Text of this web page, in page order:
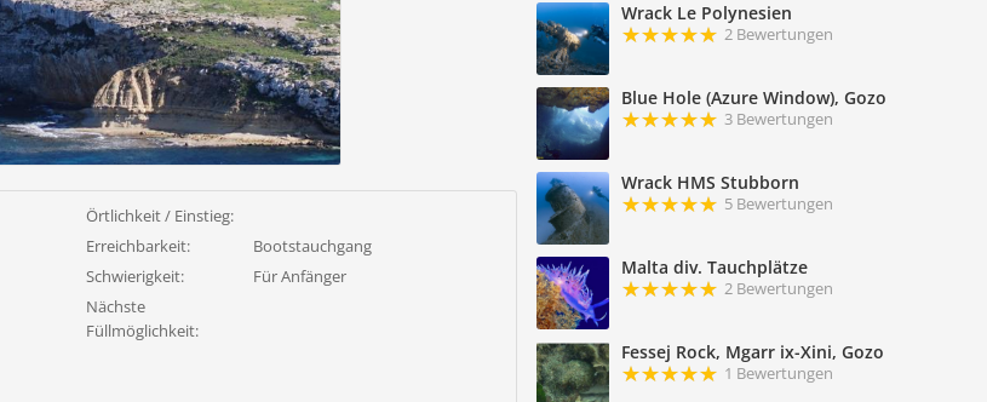
Wrack Le Polynesien
2 Bewertungen
Blue Hole (Azure Window), Gozo
3 Bewertungen
Wrack HMS Stubborn
5 Bewertungen
Malta div. Tauchplätze
2 Bewertungen
Fessej Rock, Mgarr ix-Xini, Gozo
1 Bewertungen
Örtlichkeit / Einstieg:
Erreichbarkeit:
Bootstauchgang
Schwierigkeit:
Für Anfänger
Nächste
Füllmöglichkeit: